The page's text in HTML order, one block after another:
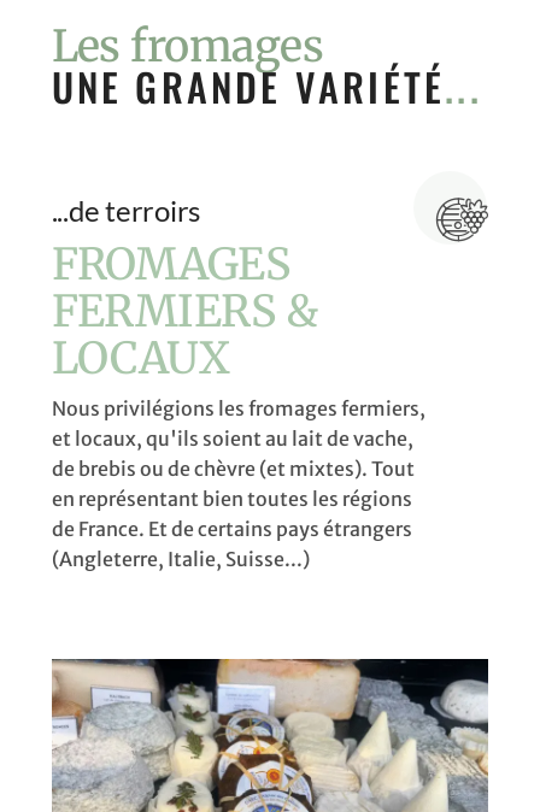
Les fromages
UNE GRANDE VARIÉTÉ...
...de terroirs
FROMAGES
FERMIERS &
LOCAUX
Nous privilégions les fromages fermiers,
et locaux, qu'ils soient au lait de vache,
de brebis ou de chèvre (et mixtes). Tout
en représentant bien toutes les régions
de France. Et de certains pays étrangers
(Angleterre, Italie, Suisse...)